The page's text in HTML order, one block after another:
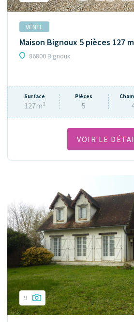
VENTE
Maison Bignoux 5 pièces 127
86800 Bignoux
Surface
127m²
Pièces
5
VOIR LE
9